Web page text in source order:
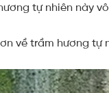
tự nhiên này
về trầm hương